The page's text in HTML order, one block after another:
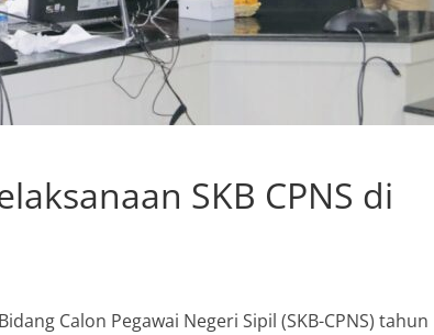
SKB CPNS di
Calon Pegawai Negeri Sipil (SKB-CPNS) tahun